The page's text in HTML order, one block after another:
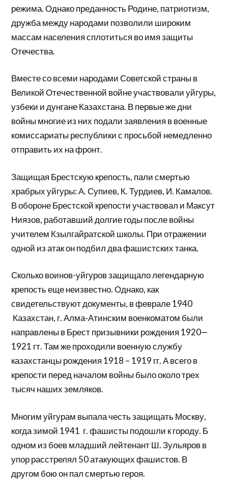
режима. Однако преданность Родине, патриотизм,
дружба между народа­ми позволили широким
массам населения сплотиться во имя защиты
Отечества.
Вместе со всеми народами Советской страны в
Великой Оте­чественной войне участвовали уйгуры,
узбеки и дунгане Казах­стана. В первые же дни
войны многие из них подали заявления в военные
комиссариаты республики с просьбой немедленно
от­править их на фронт.
Защищая Брестскую крепость, пали смертью
храбрых уйгуры: А. Супиев, К. Турдиев, И. Камалов.
В обороне Брестской крепости участвовал и Максут
Ниязов, работавший долгие годы после вой­ны
учителем Кзылгайратской школы. При отражении
одной из атак он подбил два фашистских танка.
Сколько воинов-уйгуров защищало легендарную
крепость еще неизвестно. Однако, как
свидетельствуют документы, в феврале 1940
Казахстан, г. Алма-Атинским военкоматом были
направлены в Брест призывники рождения 1920—
1921 гт. Там же проходили военную службу
казахстанцы рождения 1918 – 1919 гг. А всего в
крепости перед началом войны было около трех
тысяч наших земляков.
Многим уйгурам выпала честь защищать Москву,
когда зимой 1941 г. фашисты подошли к городу. Б
одном из боев младший лейтенант Ш. Зульяров в
упор расстрелял 50 атакующих фаши­стов. В
другом бою он пал смертью героя.